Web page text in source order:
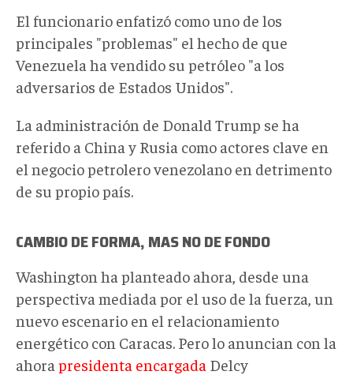
El funcionario enfatizó como uno de los
principales "problemas" el hecho de que
Venezuela ha vendido su petróleo "a los
adversarios de Estados Unidos".
La administración de Donald Trump se ha
referido a China y Rusia como actores clave en
el negocio petrolero venezolano en detrimento
de su propio país.
CAMBIO DE FORMA, MAS NO DE FONDO
Washington ha planteado ahora, desde una
perspectiva mediada por el uso de la fuerza, un
nuevo escenario en el relacionamiento
energético con Caracas. Pero lo anuncian con la
ahora presidenta encargada Delcy